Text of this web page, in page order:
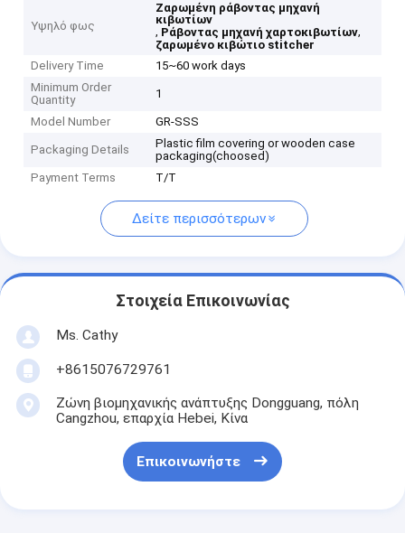
Υψηλό φως
Ζαρωμένη ράβοντας μηχανή
κιβωτίων
, Ράβοντας μηχανή χαρτοκιβωτίων,
ζαρωμένο κιβώτιο stitcher
Delivery Time
15~60 work days
Minimum Order
Quantity
1
Model Number GR-SSS
Packaging Details
Plastic film covering or wooden case
packaging(choosed)
Payment Terms
T/T
Δείτε περισσότερων
Στοιχεία Επικοινωνίας
Ms. Cathy
+8615076729761
Ζώνη βιομηχανικής ανάπτυξης Dongguang, πόλη
Cangzhou, επαρχία Hebei, Κίνα
Επικοινωνήστε